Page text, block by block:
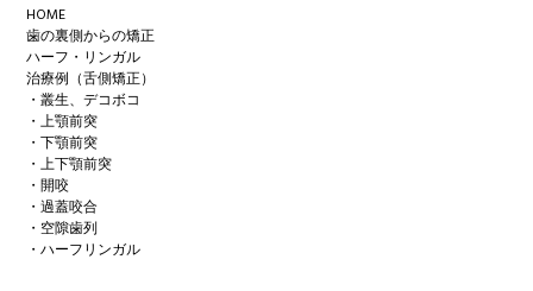
Footer
HOME
歯の裏側からの矯正
ハーフ・リンガル
治療例（舌側矯正）
・叢生、デコボコ
・上顎前突
・下顎前突
・上下顎前突
・開咬
・過蓋咬合
・空隙歯列
・ハーフリンガル